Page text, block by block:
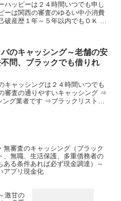
ッピーは２４時間いつでも申し
は関西の審査のゆるい中小消費
破産歴１年～５年以内でもＯＫ ⇒
のキャッシング～老舗の安
問、ブラックでも借りれ
ャッシングは２４時間いつでも
査の通りやすいキャッシング ⇒
グ業者です ⇒ブラックリストで
無審査のキャッシング（ブラック
、無職、生活保護、多重債務者の
ある条件あれば必ず現金調達）～
アプリ現金化
激甘の